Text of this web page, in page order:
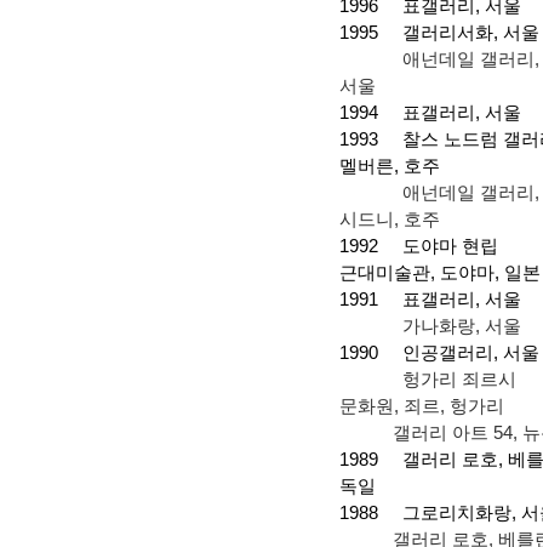
1996
표갤러리, 서울
1995
갤러리서화, 서울
애넌데일 갤러리,
서울
1994
표갤러리, 서울
1993
찰스 노드럼 갤러
멜버른, 호주
애넌데일 갤러리,
시드니, 호주
1992
도야마 현립
근대미술관, 도야마, 일본
1991
표갤러리, 서울
가나화랑, 서울
1990
인공갤러리, 서울
헝가리 죄르시
문화원, 죄르, 헝가리
갤러리 아트 54,
1989
갤러리 로호, 베
독일
1988
그로리치화랑, 서
갤러리 로호, 베를